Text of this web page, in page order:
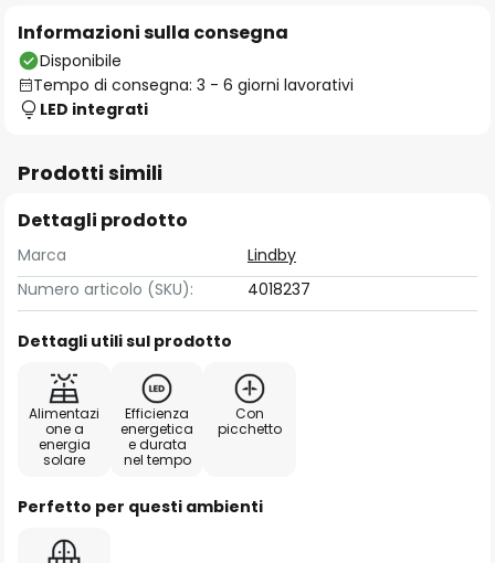
Informazioni sulla consegna
Disponibile
Tempo di consegna: 3 - 6 giorni lavorativi
LED integrati
Prodotti simili
Dettagli prodotto
Marca
Lindby
Numero articolo (SKU):
4018237
Dettagli utili sul prodotto
Alimentazi
one a
energia
solare
Efficienza
energetica
e durata
nel tempo
Con
picchetto
Perfetto per questi ambienti